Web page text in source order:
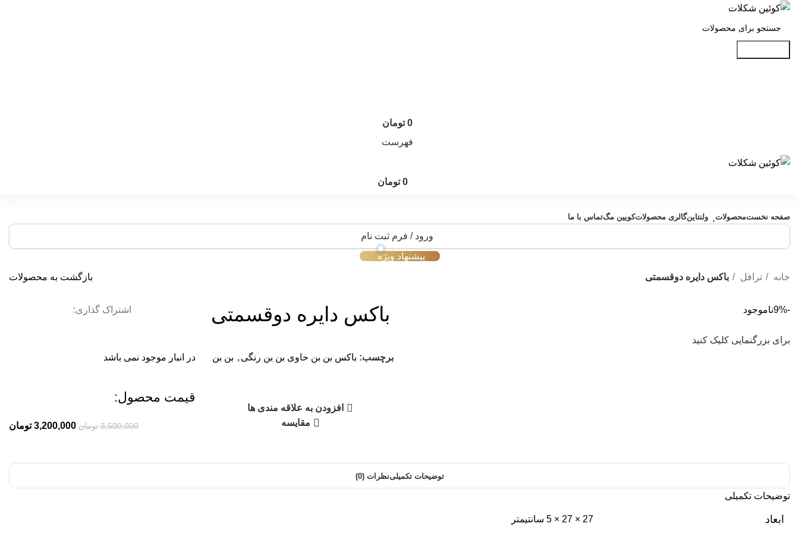
0 تومان
فهرست
0 تومان
صفحه نخستمحصولات ولنتاینگالری محصولاتکویین مگتماس با ما
ورود / فرم ثبت نام
پیشنهاد ویژه
خانه ترافل باکس دایره دوقسمتی بازگشت به محصولات
-9% ناموجود
برای بزرگنمایی کلیک کنید
باکس دایره دوقسمتی اشتراک گذاری:
برچسب: باکس بن بن حاوی بن بن رنگی , بن بن
افزودن به علاقه مندی ها
مقایسه
در انبار موجود نمی باشد
قیمت محصول:​
3,500,000 تومان 3,200,000 تومان
توضیحات تکمیلینظرات (0)
توضیحات تکمیلی
ابعاد 27 × 27 × 5 سانتیمتر